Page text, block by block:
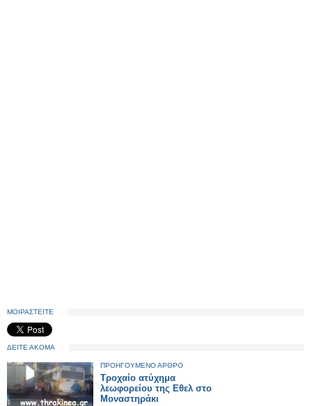
ΜΟΙΡΑΣΤΕΙΤΕ
ΔΕΙΤΕ ΑΚΟΜΑ
ΠΡΟΗΓΟΥΜΕΝΟ ΑΡΘΡΟ
Τροχαίο ατύχημα
λεωφορείου της Εθελ στο
Μοναστηράκι